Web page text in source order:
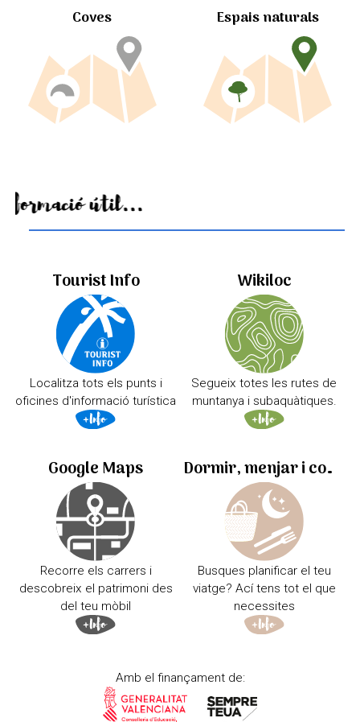
Coves Espais naturals
Informació útil...
Tourist Info
Localitza tots els punts i
oficines d'informació turística
Wikiloc
Segueix totes les rutes de
muntanya i subaquàtiques.
Google Maps
Recorre els carrers i
descobreix el patrimoni des
del teu mòbil
Dormir, menjar i comprar
Busques planificar el teu
viatge? Ací tens tot el que
necessites
Amb el finançament de: